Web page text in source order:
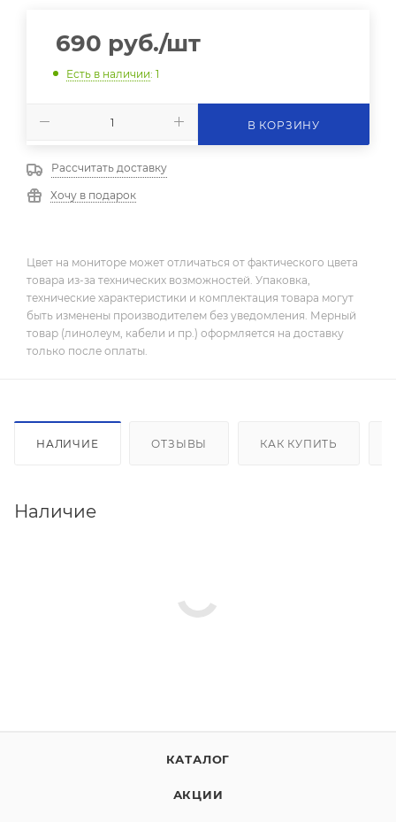
690 руб./шт
Есть в наличии: 1
В КОРЗИНУ
Рассчитать доставку
Хочу в подарок
Цвет на мониторе может отличаться от фактического цвета
товара из-за технических возможностей. Упаковка,
технические характеристики и комплектация товара могут
быть изменены производителем без уведомления. Мерный
товар (линолеум, кабели и пр.) оформляется на доставку
только после оплаты.
НАЛИЧИЕ ОТЗЫВЫ КАК КУПИТЬ
Наличие
КАТАЛОГ
АКЦИИ